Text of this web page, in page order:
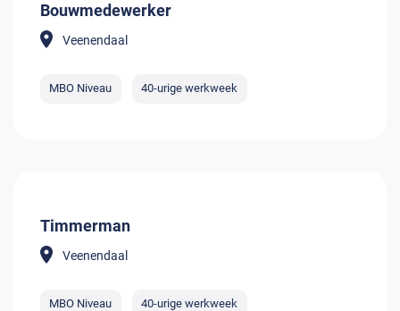
Bouwmedewerker
Veenendaal
MBO Niveau 40-urige werkweek
Timmerman
Veenendaal
MBO Niveau 40-urige werkweek